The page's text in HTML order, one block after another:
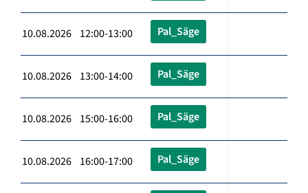
10.08.2026 12:00-13:00 Pal_Säge
10.08.2026 13:00-14:00 Pal_Säge
10.08.2026 15:00-16:00 Pal_Säge
10.08.2026 16:00-17:00 Pal_Säge